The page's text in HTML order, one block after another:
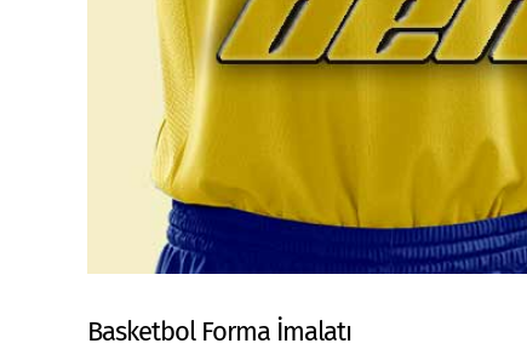
Basketbol Forma İmalatı